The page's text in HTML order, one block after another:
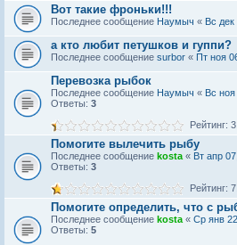
Вот такие фроньки!!!
Последнее сообщение Наумыч « Вс
а кто любит петушков и гуппи?
Последнее сообщение surbor « Пт ноя
Перевозка рыбок
Последнее сообщение Наумыч « Вс
Ответы: 3
Рейтинг:
Помогите вылечить рыбу
Последнее сообщение kosta « Вт апр
Ответы: 3
Рейтинг:
Помогите определить, что с
Последнее сообщение kosta « Ср янв
Ответы: 5